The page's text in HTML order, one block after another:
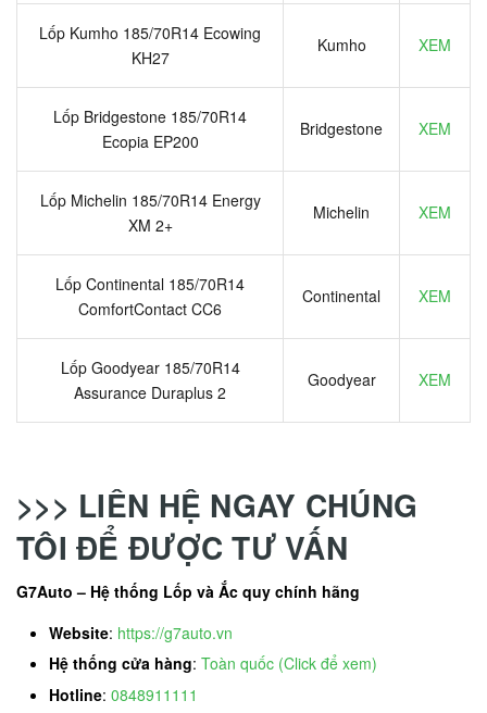
Lốp Kumho 185/70R14 Ecowing
KH27
Kumho XEM
Lốp Bridgestone 185/70R14
Ecopia EP200
Bridgestone XEM
Lốp Michelin 185/70R14 Energy
XM 2+
Michelin XEM
Lốp Continental 185/70R14
ComfortContact CC6
Continental XEM
Lốp Goodyear 185/70R14
Assurance Duraplus 2
Goodyear XEM
>>> LIÊN HỆ NGAY CHÚNG
TÔI ĐỂ ĐƯỢC TƯ VẤN
G7Auto – Hệ thống Lốp và Ắc quy chính hãng
Website: https://g7auto.vn
Hệ thống cửa hàng: Toàn quốc (Click để xem)
Hotline: 0848911111